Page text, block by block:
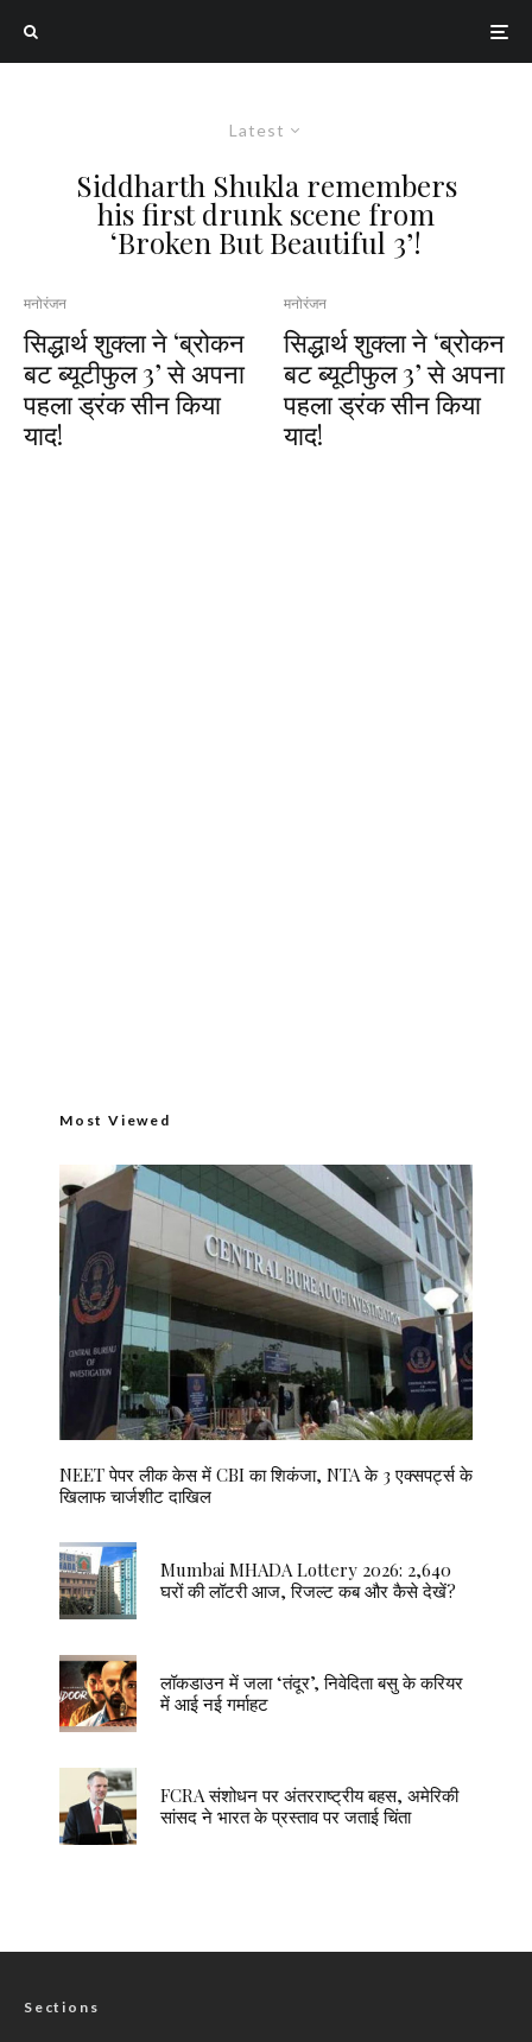
Latest
Siddharth Shukla remembers
his first drunk scene from
‘Broken But Beautiful 3’!
मनोरंजन
सिद्धार्थ शुक्ला ने ‘ब्रोकन
बट ब्यूटीफुल 3’ से अपना
पहला ड्रंक सीन किया
याद!
मनोरंजन
सिद्धार्थ शुक्ला ने ‘ब्रोकन
बट ब्यूटीफुल 3’ से अपना
पहला ड्रंक सीन किया
याद!
Most Viewed
NEET पेपर लीक केस में CBI का शिकंजा, NTA के 3 एक्सपर्ट्स के
खिलाफ चार्जशीट दाखिल
Mumbai MHADA Lottery 2026: 2,640
घरों की लॉटरी आज, रिजल्ट कब और कैसे देखें?
लॉकडाउन में जला ‘तंदूर’, निवेदिता बसु के करियर
में आई नई गर्माहट
FCRA संशोधन पर अंतरराष्ट्रीय बहस, अमेरिकी
सांसद ने भारत के प्रस्ताव पर जताई चिंता
Sections